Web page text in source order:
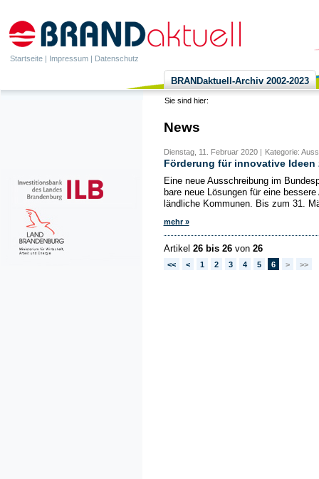
Startseite | Impressum | Datenschutz
BRANDaktuell-Archiv 2002-2023
Sie sind hier:
News
Dienstag, 11. Februar 2020 | Kategorie:
Förderung für innovative
Eine neue Ausschreibung im
bare neue Lösungen für eine
ländliche Kommunen. Bis zum 31.
mehr »
Artikel 26 bis 26von 26
<< < 1 2 3 4 5 6 > >>